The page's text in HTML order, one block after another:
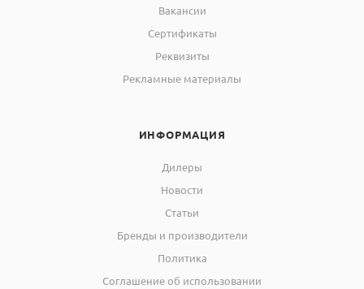
Вакансии
Сертификаты
Реквизиты
Рекламные материалы
ИНФОРМАЦИЯ
Дилеры
Новости
Статьи
Бренды и производители
Политика
Соглашение об использовании